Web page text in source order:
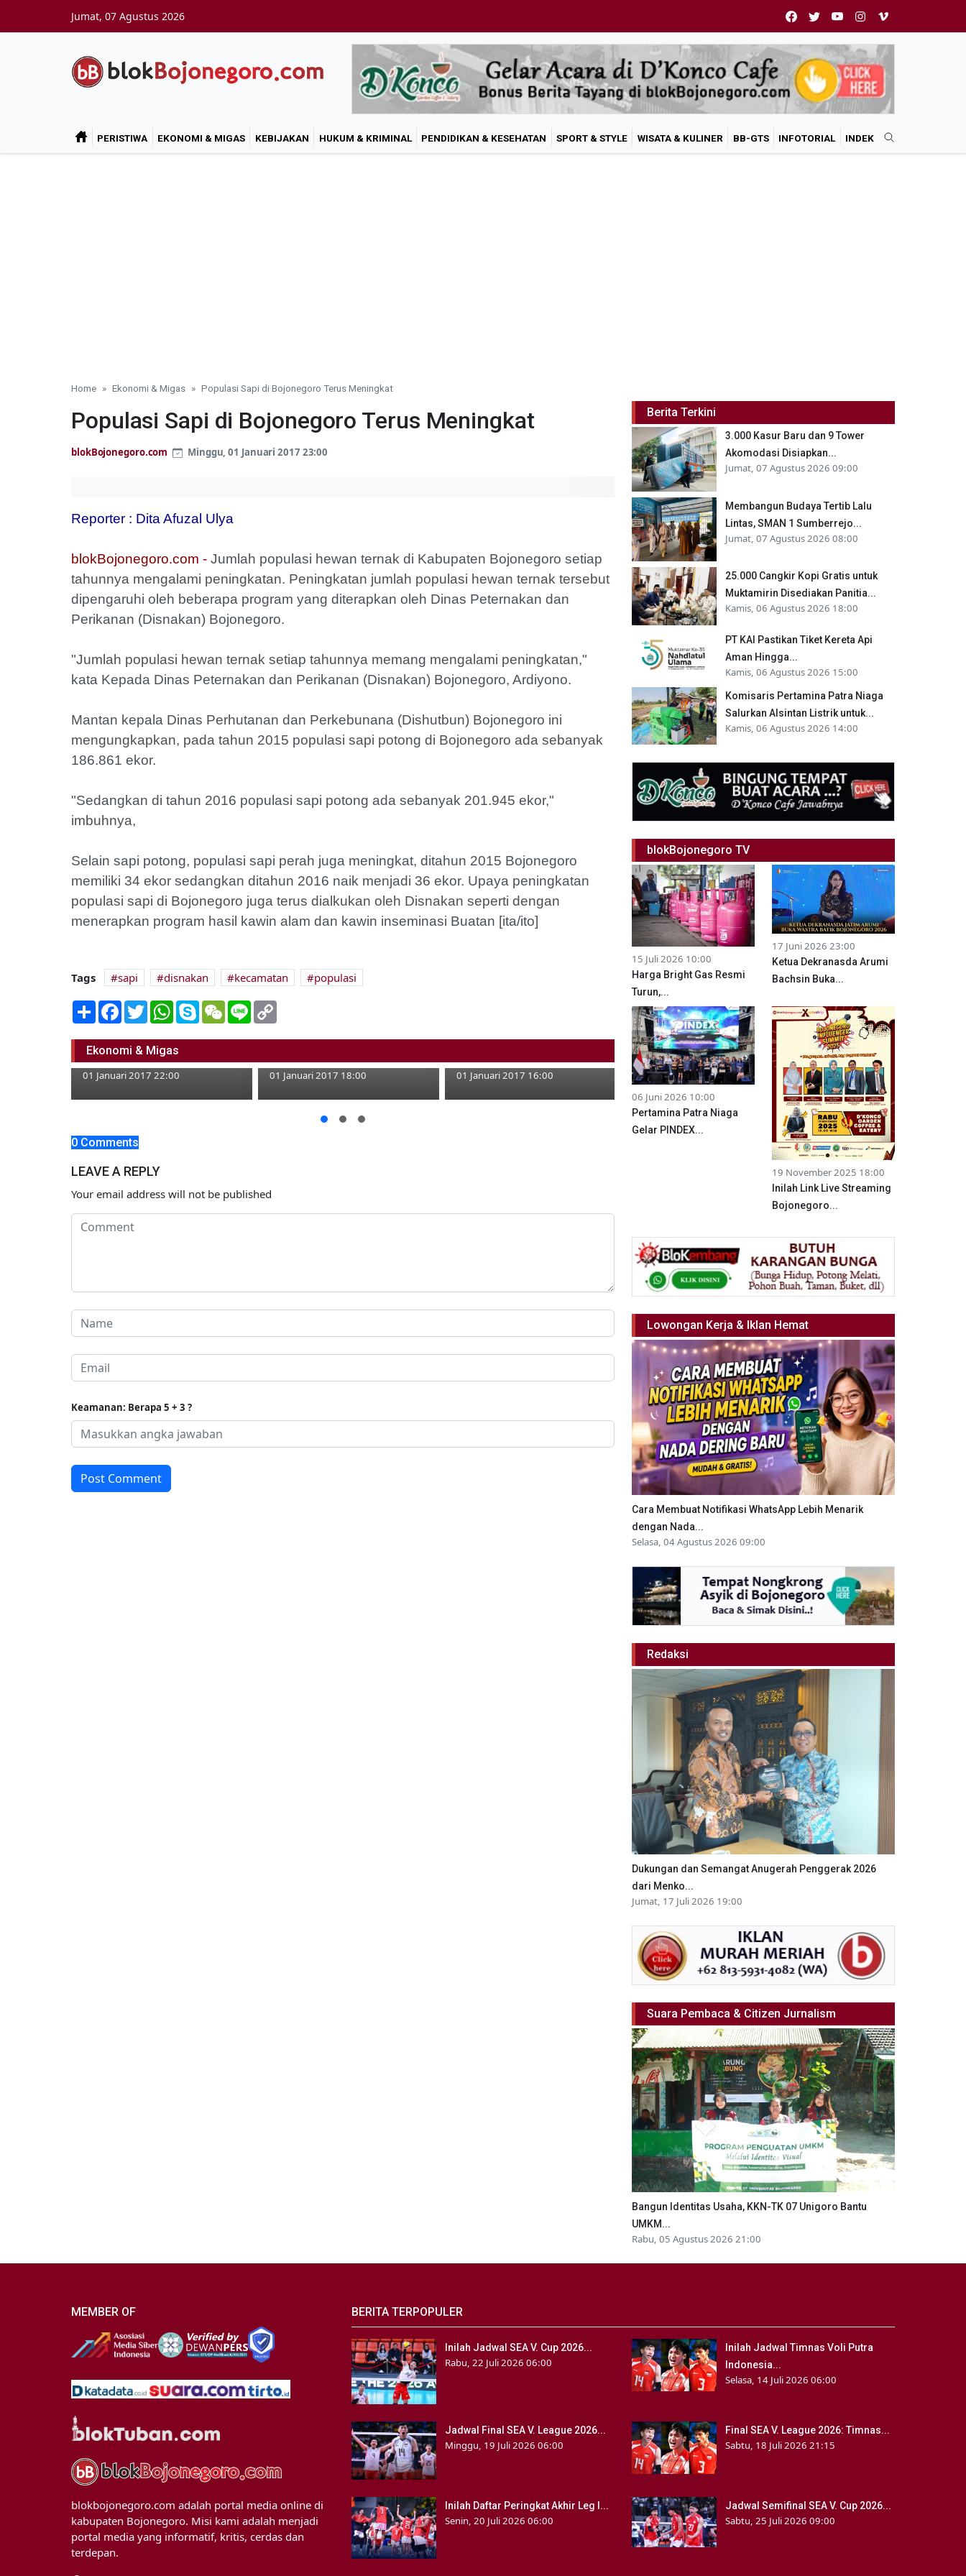
Jumat, 07 Agustus 2026
PERISTIWA EKONOMI & MIGAS KEBIJAKAN HUKUM & KRIMINAL PENDIDIKAN & KESEHATAN SPORT & STYLE WISATA & KULINER BB-GTS INFOTORIAL INDEK
Home Ekonomi & Migas Populasi Sapi di Bojonegoro Terus Meningkat
Populasi Sapi di Bojonegoro Terus Meningkat
blokBojonegoro.com Minggu, 01 Januari 2017 23:00
Reporter : Dita Afuzal Ulya
blokBojonegoro.com - Jumlah populasi hewan ternak di Kabupaten Bojonegoro setiap
tahunnya mengalami peningkatan. Peningkatan jumlah populasi hewan ternak tersebut
dipengaruhi oleh beberapa program yang diterapkan oleh Dinas Peternakan dan
Perikanan (Disnakan) Bojonegoro.
"Jumlah populasi hewan ternak setiap tahunnya memang mengalami peningkatan,"
kata Kepada Dinas Peternakan dan Perikanan (Disnakan) Bojonegoro, Ardiyono.
Mantan kepala Dinas Perhutanan dan Perkebunana (Dishutbun) Bojonegoro ini
mengungkapkan, pada tahun 2015 populasi sapi potong di Bojonegoro ada sebanyak
186.861 ekor.
"Sedangkan di tahun 2016 populasi sapi potong ada sebanyak 201.945 ekor,"
imbuhnya,
Selain sapi potong, populasi sapi perah juga meningkat, ditahun 2015 Bojonegoro
memiliki 34 ekor sedangkan ditahun 2016 naik menjadi 36 ekor. Upaya peningkatan
populasi sapi di Bojonegoro juga terus dialkukan oleh Disnakan seperti dengan
menerapkan program hasil kawin alam dan kawin inseminasi Buatan [ita/ito]
Tags sapi disnakan kecamatan
populasi
Share Facebook
TwitterWhatsApp
SkypeWeChatLine
Ekonomi & Migas
Dua Kecamatan Miliki
Populasi Sapi Potong
Terbanyak
01 Januari 2017 22:00
Pengunjung Ramai, Penjualan
01 Januari 2017 18:00
Tahun Baru, Jasa
01 Januari 2017 16:00
0 Comments
LEAVE A REPLY
Your email address will not be published
Keamanan: Berapa 5 + 3 ?
Post Comment
Berita Terkini
3.000 Kasur Baru dan 9 Tower
Akomodasi Disiapkan...
Jumat, 07 Agustus 2026 09:00
Membangun Budaya Tertib Lalu
Lintas, SMAN 1 Sumberrejo...
Jumat, 07 Agustus 2026 08:00
25.000 Cangkir Kopi Gratis untuk
Muktamirin Disediakan Panitia...
Kamis, 06 Agustus 2026 18:00
PT KAI Pastikan Tiket Kereta Api
Aman Hingga...
Kamis, 06 Agustus 2026 15:00
Komisaris Pertamina Patra Niaga
Salurkan Alsintan Listrik untuk...
Kamis, 06 Agustus 2026 14:00
blokBojonegoro TV
15 Juli 2026 10:00
Harga Bright Gas Resmi
Turun,...
17 Juni 2026 23:00
Ketua Dekranasda Arumi
Bachsin Buka...
06 Juni 2026 10:00
Pertamina Patra Niaga
Gelar PINDEX...
19 November 2025 18:00
Inilah Link Live Streaming
Bojonegoro...
Lowongan Kerja & Iklan Hemat
Cara Membuat Notifikasi WhatsApp Lebih Menarik
dengan Nada...
Selasa, 04 Agustus 2026 09:00
Redaksi
Dukungan dan Semangat Anugerah Penggerak 2026
dari Menko...
Jumat, 17 Juli 2026 19:00
Suara Pembaca & Citizen Jurnalism
Bangun Identitas Usaha, KKN-TK 07 Unigoro Bantu
UMKM...
Rabu, 05 Agustus 2026 21:00
MEMBER OF
blokbojonegoro.com adalah portal media online di
kabupaten Bojonegoro. Misi kami adalah menjadi
portal media yang informatif, kritis, cerdas dan
terdepan.
BERITA TERPOPULER
Inilah Jadwal SEA V. Cup 2026...
Rabu, 22 Juli 2026 06:00
Inilah Jadwal Timnas Voli Putra
Indonesia...
Selasa, 14 Juli 2026 06:00
Jadwal Final SEA V. League 2026...
Minggu, 19 Juli 2026 06:00
Final SEA V. League 2026: Timnas...
Sabtu, 18 Juli 2026 21:15
Inilah Daftar Peringkat Akhir Leg I...
Senin, 20 Juli 2026 06:00
Jadwal Semifinal SEA V. Cup 2026...
Sabtu, 25 Juli 2026 09:00